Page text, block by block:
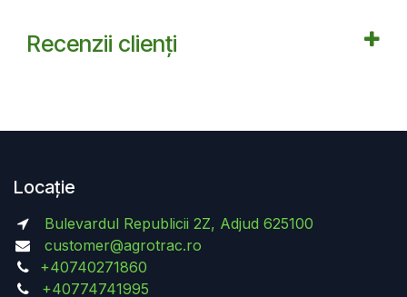
Recenzii clienți
Locație
Bulevardul Republicii 2Z, Adjud 625100
customer@agrotrac.ro
+40740271860
+40774741995